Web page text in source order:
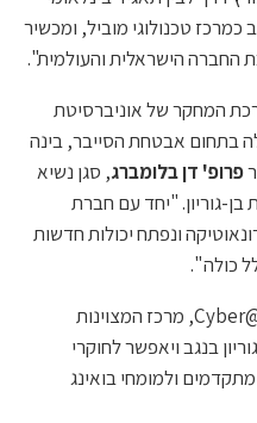
טכנולוגי מוביל, ומכשיר
החברה הישראלית והעולמית".
המחקר של אוניברסיטת
בתחום אבטחת הסייבר, בינה
פרופ' דן בלומברג, סגן נשיא
בן-גוריון. "יחד עם חברת
ונפתח יכולות חדשות
כולה ".
שיתוף הפעולה יפעל במסגרת Cyber@BGU, מרכז המצוינות
בנגב ויאפשר לחוקרי
ולמומחי בואינג